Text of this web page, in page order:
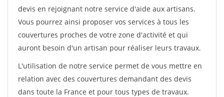
devis en rejoignant notre service d'aide aux artisans.
Vous pourrez ainsi proposer vos services à tous les
couvertures proches de votre zone d'activité et qui
auront besoin d'un artisan pour réaliser leurs travaux.
L'utilisation de notre service permet de vous mettre en
relation avec des couvertures demandant des devis
dans toute la France et pour tous types de travaux.